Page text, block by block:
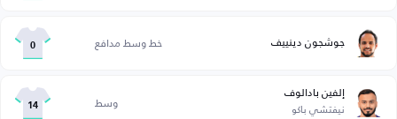
جوشجون دينييف خط وسط مدافع 0
إلفين بادالوف
نيفتشي باكو وسط 14